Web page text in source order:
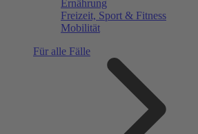
Ernährung
Freizeit, Sport & Fitness
Mobilität
Für alle Fälle